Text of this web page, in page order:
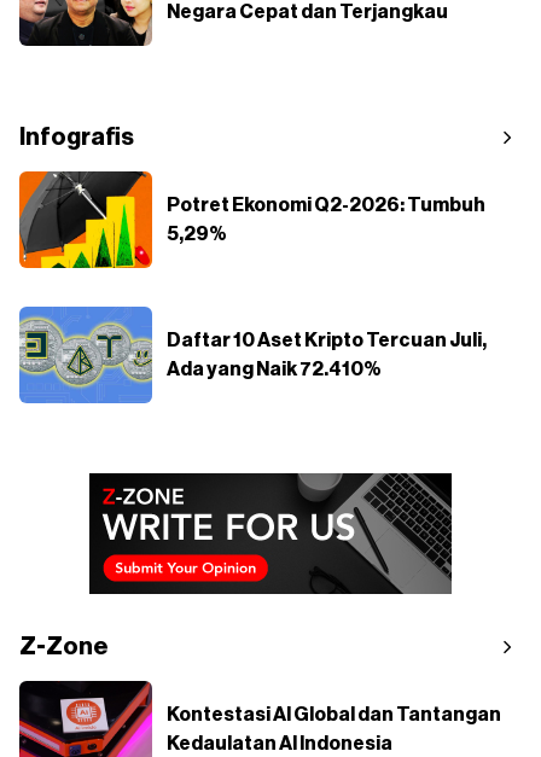
Negara Cepat dan Terjangkau
Infografis
Potret Ekonomi Q2-2026: Tumbuh
5,29%
Daftar 10 Aset Kripto Tercuan Juli,
Ada yang Naik 72.410%
Z-Zone
Kontestasi AI Global dan Tantangan
Kedaulatan AI Indonesia